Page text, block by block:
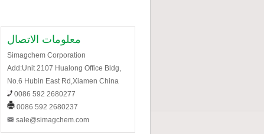
معلومات الاتصال
Simagchem Corporation
Add:Unit 2107 Hualong Office Bldg,
No.6 Hubin East Rd,Xiamen China
0086 592 2680277
0086 592 2680237
sale@simagchem.com